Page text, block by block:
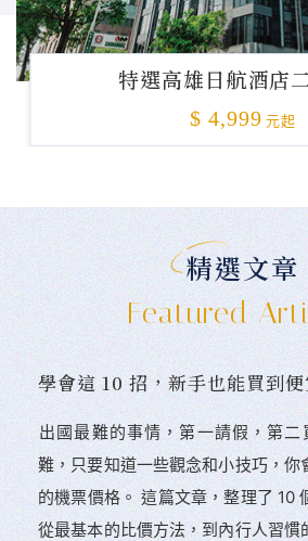
特選高雄日航酒店
$ 4,999 元起
精選文章
Featured
學會這 10 招，新手也能買到
出國最難的事情，第一請假，第
難，只要知道一些觀念和小技巧，你
的機票價格。 這篇文章，整理了 10
從最基本的比價方法，到內行人習慣